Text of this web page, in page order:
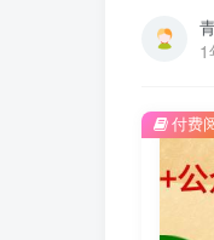
1
付费